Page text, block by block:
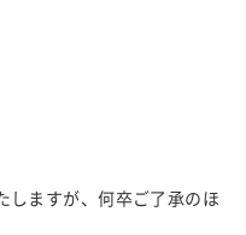
しますが、何卒ご了承のほ